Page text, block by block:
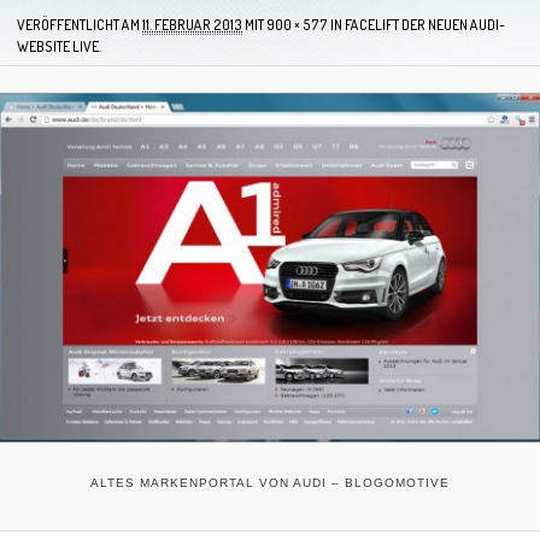
VERÖFFENTLICHT AM 11. FEBRUAR 2013 MIT900 × 577 IN FACELIFT DER NEUEN AUDI-
WEBSITE LIVE.
ALTES MARKENPORTAL VON AUDI – BLOGOMOTIVE